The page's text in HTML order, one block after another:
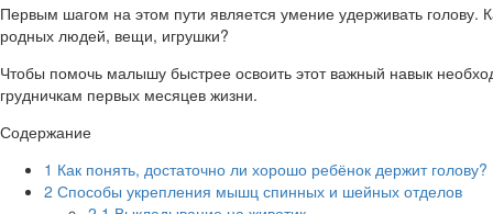
Первым шагом на этом пути является умение удерживать голову.
родных людей, вещи, игрушки?
Чтобы помочь малышу быстрее освоить этот важный навык
грудничкам первых месяцев жизни.
Содержание
1 Как понять, достаточно ли хорошо ребёнок держит голову?
2 Способы укрепления мышц спинных и шейных отделов